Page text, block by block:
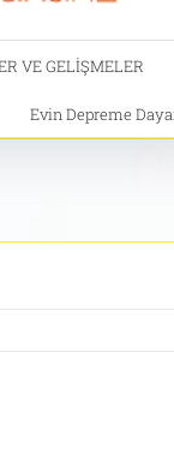
VE GELİŞMELER
Evin Depreme